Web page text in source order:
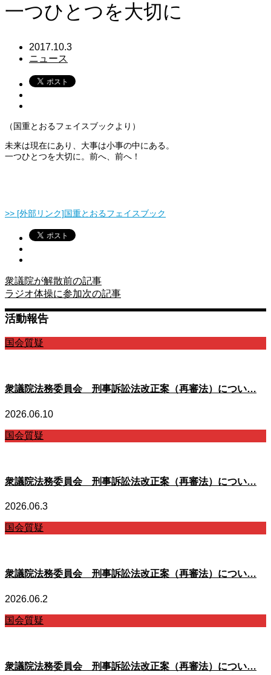
一つひとつを大切に
2017.10.3
ニュース
（国重とおるフェイスブックより）
未来は現在にあり、大事は小事の中にある。
一つひとつを大切に。前へ、前へ！
>> [外部リンク]国重とおるフェイスブック
衆議院が解散前の記事
ラジオ体操に参加次の記事
活動報告
国会質疑
衆議院法務委員会 刑事訴訟法改正案（再審法）につい…
2026.06.10
国会質疑
衆議院法務委員会 刑事訴訟法改正案（再審法）につい…
2026.06.3
国会質疑
衆議院法務委員会 刑事訴訟法改正案（再審法）につい…
2026.06.2
国会質疑
衆議院法務委員会 刑事訴訟法改正案（再審法）につい…